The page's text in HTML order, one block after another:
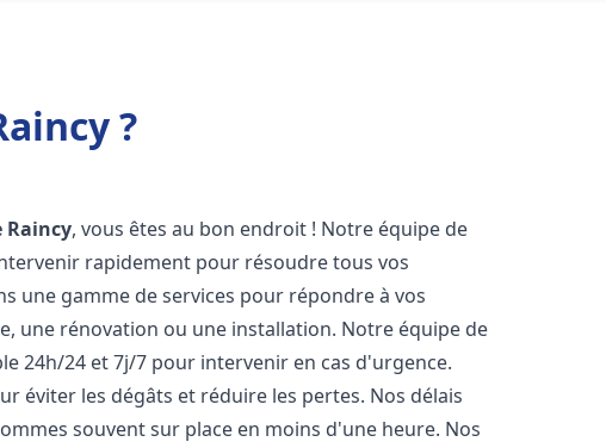
?
Raincy, vous êtes au bon endroit ! Notre équipe de
rapidement pour résoudre tous vos
une gamme de services pour répondre à vos
une rénovation ou une installation. Notre équipe de
24h/24 et 7j/7 pour intervenir en cas d'urgence.
éviter les dégâts et réduire les pertes. Nos délais
souvent sur place en moins d'une heure. Nos